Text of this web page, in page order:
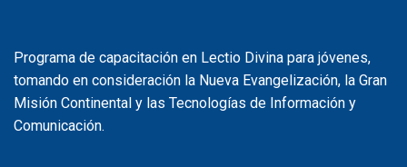
Programa de capacitación en Lectio Divina para jóvenes,
tomando en consideración la Nueva Evangelización, la Gran
Misión Continental y las Tecnologías de Información y
Comunicación.